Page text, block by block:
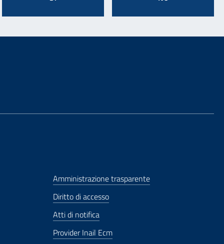
Amministrazione trasparente
Diritto di accesso
Atti di notifica
Provider Inail Ecm